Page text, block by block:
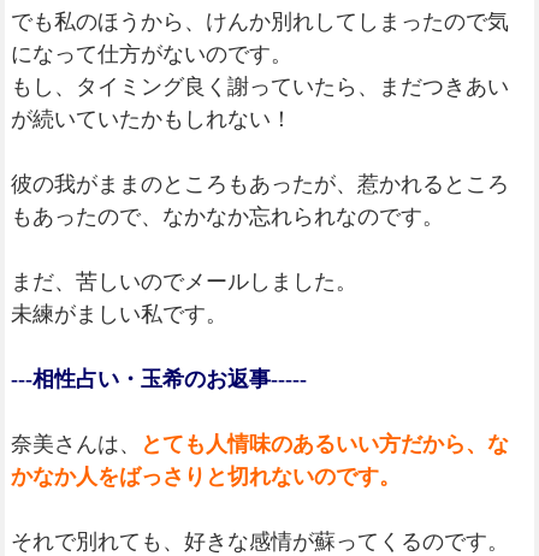
でも私のほうから、けんか別れしてしまったので気
になって仕方がないのです。
もし、タイミング良く謝っていたら、まだつきあい
が続いていたかもしれない！
彼の我がままのところもあったが、惹かれるところ
もあったので、なかなか忘れられなのです。
まだ、苦しいのでメールしました。
未練がましい私です。
---相性占い・玉希のお返事-----
奈美さんは、
とても人情味のあるいい方だから、な
かなか人をばっさりと切れないのです。
それで別れても、好きな感情が蘇ってくるのです。